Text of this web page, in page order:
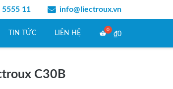
5555 11 info@liectroux.vn
TIN TỨC LIÊN HỆ ₫0
C30B